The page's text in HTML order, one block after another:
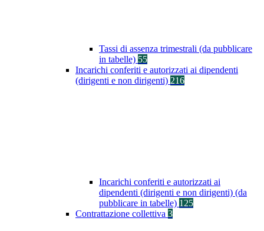
Tassi di assenza trimestrali (da pubblicare
in tabelle) 55
Incarichi conferiti e autorizzati ai dipendenti
(dirigenti e non dirigenti) 216
Incarichi conferiti e autorizzati ai
dipendenti (dirigenti e non dirigenti) (da
pubblicare in tabelle) 125
Contrattazione collettiva 3